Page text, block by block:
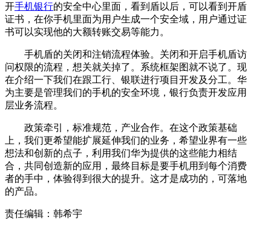
开手机银行的安全中心里面，看到盾以后，可以看到开盾
证书，在你手机里面为用户生成一个安全域，用户通过证
书可以实现他的大额转账交易等能力。
手机盾的关闭和注销流程体验。关闭和开启手机盾访
问权限的流程，想关就关掉了。系统框架图就不说了。现
在介绍一下我们在跟工行、银联进行项目开发及分工。华
为主要是管理我们的手机的安全环境，银行负责开发应用
层业务流程。
政策牵引，标准规范，产业合作。在这个政策基础
上，我们更希望能扩展延伸我们的业务，希望业界有一些
想法和创新的点子，利用我们华为提供的这些能力相结
合，共同创造新的应用，最终目标是要手机用到每个消费
者的手中，体验得到很大的提升。这才是成功的，可落地
的产品。
责任编辑：韩希宇